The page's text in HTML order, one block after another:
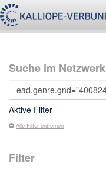
Suche im Netzwerk
Aktive Filter
Alle Filter entfernen
Filter